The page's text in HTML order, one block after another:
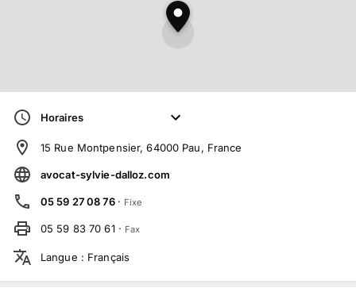
Horaires
15 Rue Montpensier, 64000 Pau, France
avocat-sylvie-dalloz.com
05 59 27 08 76 · Fixe
05 59 83 70 61 · Fax
Langue : Français